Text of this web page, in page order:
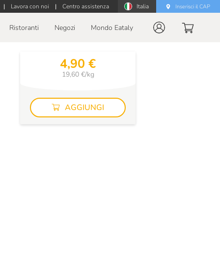
| Lavora con noi | Centro assistenza Italia Inserisci il CAP
Ristoranti Negozi Mondo Eataly
4,90 €
19,60 €/kg
AGGIUNGI